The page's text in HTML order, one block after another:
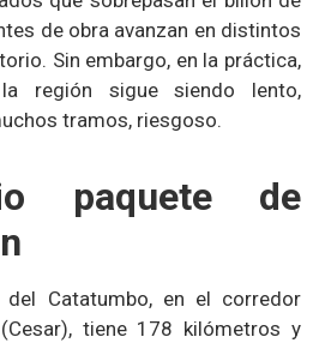
de obra avanzan en distintos
Sin embargo, en la práctica,
región sigue siendo lento,
tramos, riesgoso.
paquete de
del Catatumbo, en el corredor
tiene 178 kilómetros y